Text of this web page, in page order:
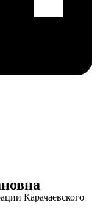
Карачаевского